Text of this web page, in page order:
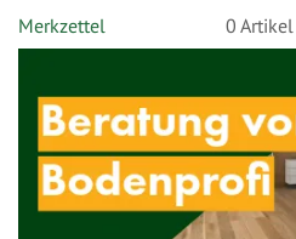
Merkzettel
0 Artikel